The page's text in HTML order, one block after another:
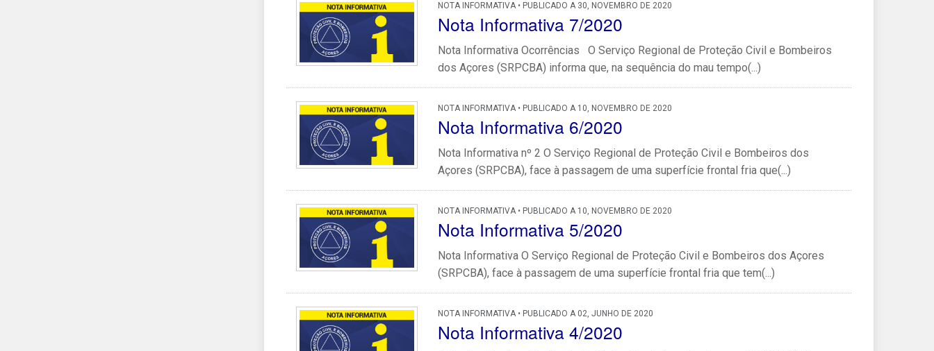
NOTA INFORMATIVA • PUBLICADO A 30, NOVEMBRO DE 2020
Nota Informativa 7/2020
Nota Informativa Ocorrências O Serviço Regional de Proteção Civil e Bombeiros
dos Açores (SRPCBA) informa que, na sequência do mau tempo(...)
NOTA INFORMATIVA • PUBLICADO A 10, NOVEMBRO DE 2020
Nota Informativa 6/2020
Nota Informativa nº 2 O Serviço Regional de Proteção Civil e Bombeiros dos
Açores (SRPCBA), face à passagem de uma superfície frontal fria que(...)
NOTA INFORMATIVA • PUBLICADO A 10, NOVEMBRO DE 2020
Nota Informativa 5/2020
Nota Informativa O Serviço Regional de Proteção Civil e Bombeiros dos Açores
(SRPCBA), face à passagem de uma superfície frontal fria que tem(...)
NOTA INFORMATIVA • PUBLICADO A 02, JUNHO DE 2020
Nota Informativa 4/2020